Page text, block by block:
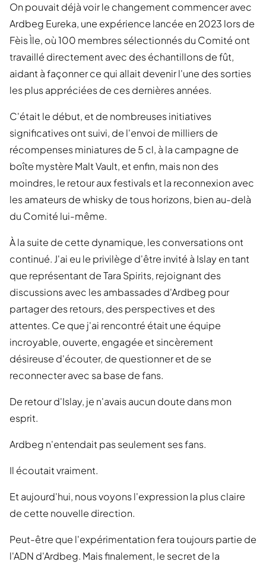
On pouvait déjà voir le changement commencer avec
Ardbeg Eureka, une expérience lancée en 2023 lors de
Fèis Ìle, où 100 membres sélectionnés du Comité ont
travaillé directement avec des échantillons de fût,
aidant à façonner ce qui allait devenir l'une des sorties
les plus appréciées de ces dernières années.
C'était le début, et de nombreuses initiatives
significatives ont suivi, de l'envoi de milliers de
récompenses miniatures de 5 cl, à la campagne de
boîte mystère Malt Vault, et enfin, mais non des
moindres, le retour aux festivals et la reconnexion avec
les amateurs de whisky de tous horizons, bien au-delà
du Comité lui-même.
À la suite de cette dynamique, les conversations ont
continué. J'ai eu le privilège d'être invité à Islay en tant
que représentant de Tara Spirits, rejoignant des
discussions avec les ambassades d'Ardbeg pour
partager des retours, des perspectives et des
attentes. Ce que j'ai rencontré était une équipe
incroyable, ouverte, engagée et sincèrement
désireuse d'écouter, de questionner et de se
reconnecter avec sa base de fans.
De retour d'Islay, je n'avais aucun doute dans mon
esprit.
Ardbeg n'entendait pas seulement ses fans.
Il écoutait vraiment.
Et aujourd'hui, nous voyons l'expression la plus claire
de cette nouvelle direction.
Peut-être que l'expérimentation fera toujours partie de
l'ADN d'Ardbeg. Mais finalement, le secret de la